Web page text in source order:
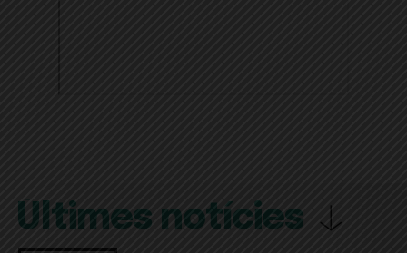
Últimes notícies